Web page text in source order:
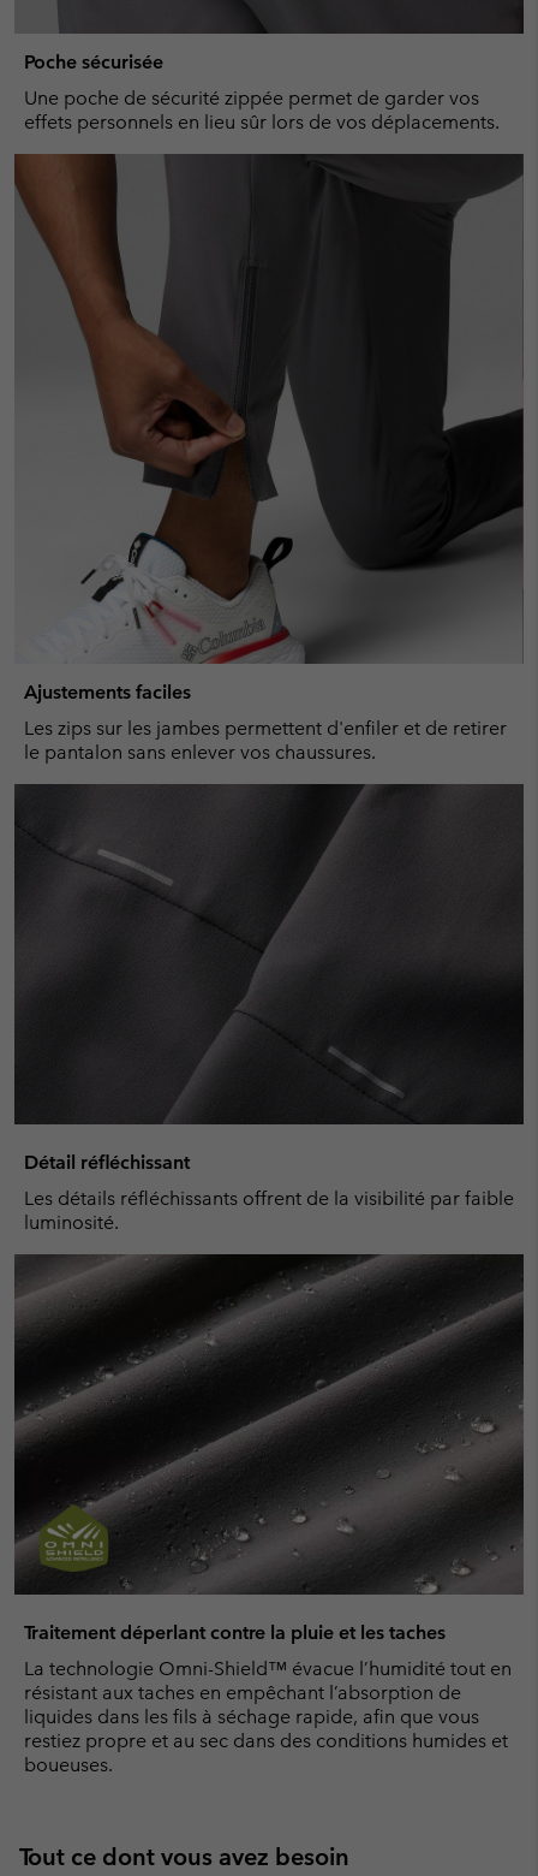
Poche sécurisée
Une poche de sécurité zippée permet de garder vos
effets personnels en lieu sûr lors de vos déplacements.
Ajustements faciles
Les zips sur les jambes permettent d'enfiler et de retirer
le pantalon sans enlever vos chaussures.
Détail réfléchissant
Les détails réfléchissants offrent de la visibilité par faible
luminosité.
Traitement déperlant contre la pluie et les taches
La technologie Omni-Shield™ évacue l’humidité tout en
résistant aux taches en empêchant l’absorption de
liquides dans les fils à séchage rapide, afin que vous
restiez propre et au sec dans des conditions humides et
boueuses.
Tout ce dont vous avez besoin